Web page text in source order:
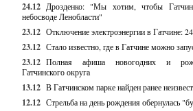
24.12 Дрозденко: "Мы хотим, чтобы
небосводе Ленобласти"
23.12 Отключение электроэнергии в Гатчине:
23.12 Стало известно, где в Гатчине можно
23.12 Полная афиша новогодних и
Гатчинского округа
13.12 В Гатчинском парке найден ранее
12.12 Стрельба на день рождения обернулась